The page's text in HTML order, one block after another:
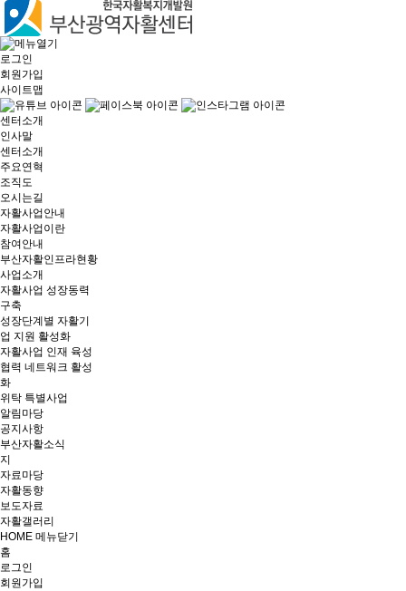
로그인
회원가입
사이트맵
센터소개
인사말
센터소개
주요연혁
조직도
오시는길
자활사업안내
자활사업이란
참여안내
부산자활인프라현황
사업소개
자활사업 성장동력
구축
성장단계별 자활기
업 지원 활성화
자활사업 인재 육성
협력 네트워크 활성
화
위탁 특별사업
알림마당
공지사항
부산자활소식
지
자료마당
자활동향
보도자료
자활갤러리
HOME 메뉴닫기
홈
로그인
회원가입